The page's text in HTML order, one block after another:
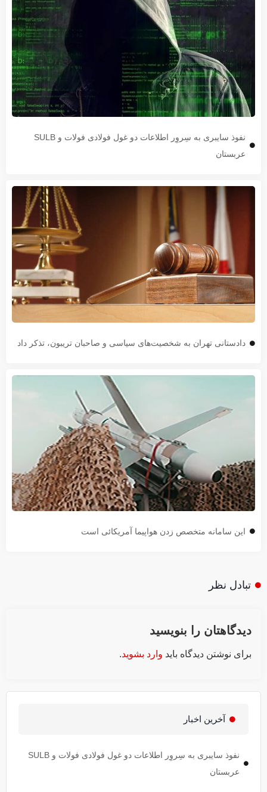
نفوذ سایبری به سِروِر اطلاعات دو غول فولادی فولات و SULB
عربستان
دادستانی تهران به شخصیت‌های سیاسی و صاحبان تریبون، تذکر داد
این سامانه متخصص زدن هواپیما آمریکائی است
تبادل نظر
دیدگاهتان را بنویسید
برای نوشتن دیدگاه باید وارد بشوید.
آخرین اخبار
نفوذ سایبری به سِروِر اطلاعات دو غول فولادی فولات و SULB
عربستان